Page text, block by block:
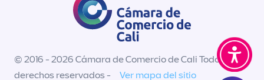
© 2016 - 2026 Cámara de Comercio de Cali Todos los
derechos reservados -
Ver mapa del sitio